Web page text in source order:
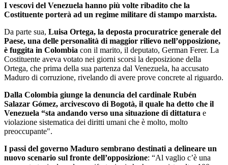
I vescovi del Venezuela hanno più volte ribadito che la
Costituente porterà ad un regime militare di stampo marxista.
Da parte sua, Luisa Ortega, la deposta procuratrice generale del
Paese, una delle personalità di maggior rilievo nell’opposizione,
è fuggita in Colombia con il marito, il deputato, German Ferer. La
Costituente aveva votato nei giorni scorsi la deposizione della
Ortega, che prima della sua partenza dal Venezuela, ha accusato
Maduro di corruzione, rivelando di avere prove concrete al riguardo.
Dalla Colombia giunge la denuncia del cardinale Rubén
Salazar Gómez, arcivescovo di Bogotà, il quale ha detto che il
Venezuela “sta andando verso una situazione di dittatura e
violazione sistematica dei diritti umani che è molto, molto
preoccupante".
I passi del governo Maduro sembrano destinati a delineare un
nuovo scenario sul fronte dell’opposizione: “Al vaglio c’è una